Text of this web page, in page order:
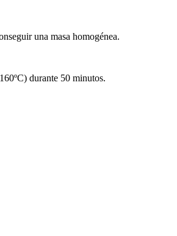
una masa homogénea.
durante 50 minutos.